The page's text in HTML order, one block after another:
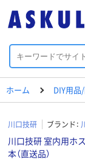
ホーム DIY用
川口技研 ブランド：
川口技研 室内用ホ
本（直送品）